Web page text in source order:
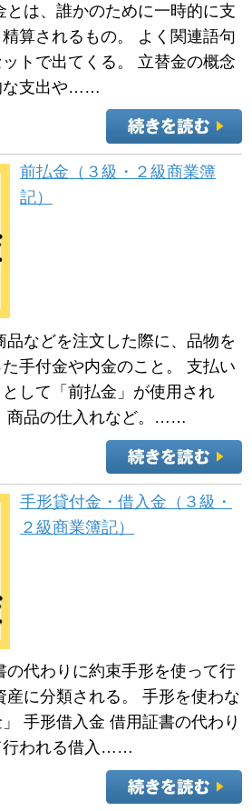
とは、誰かのために一時的に支
算されるもの。 よく関連語句
トで出てくる。 立替金の概念
な支出や……
前払金（３級・２級商業簿
記）
品などを注文した際に、品物を
手付金や内金のこと。 支払い
して「前払金」が使用され
商品の仕入れなど。……
手形貸付金・借入金（３級・
２級商業簿記）
の代わりに約束手形を使って行
産に分類される。 手形を使わな
手形借入金 借用証書の代わり
行われる借入……